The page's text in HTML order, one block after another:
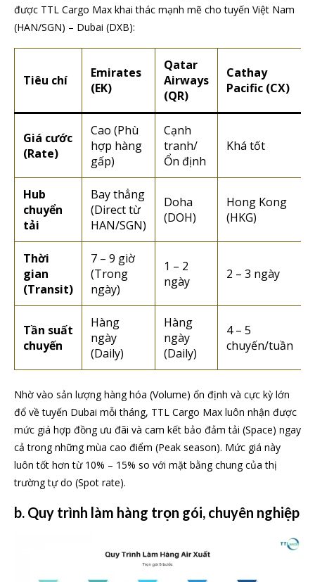
được TTL Cargo Max khai thác mạnh mẽ cho tuyến Việt Nam
(HAN/SGN) – Dubai (DXB):
Tiêu chí
Emirates
(EK)
Qatar
Airways
(QR)
Cathay
Pacific (CX)
Giá cước
(Rate)
Cao (Phù
hợp hàng
gấp)
Cạnh
tranh/
Ổn định
Khá tốt
Hub
chuyển
tải
Bay thẳng
(Direct từ
HAN/SGN)
Doha
(DOH)
Hong Kong
(HKG)
Thời
gian
(Transit)
7 – 9 giờ
(Trong
ngày)
1 – 2
ngày
2 – 3 ngày
Tần suất
chuyến
Hàng
ngày
(Daily)
Hàng
ngày
(Daily)
4 – 5
chuyến/tuần
Nhờ vào sản lượng hàng hóa (Volume) ổn định và cực kỳ lớn
đổ về tuyến Dubai mỗi tháng, TTL Cargo Max luôn nhận được
mức giá hợp đồng ưu đãi và cam kết bảo đảm tải (Space) ngay
cả trong những mùa cao điểm (Peak season). Mức giá này
luôn tốt hơn từ 10% – 15% so với mặt bằng chung của thị
trường tự do (Spot rate).
b. Quy trình làm hàng trọn gói, chuyên nghiệp